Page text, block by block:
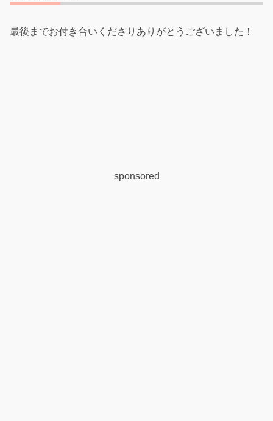
最後までお付き合いくださりありがとうございました！
sponsored